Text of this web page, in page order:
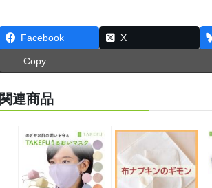
Facebook X
Copy
関連商品